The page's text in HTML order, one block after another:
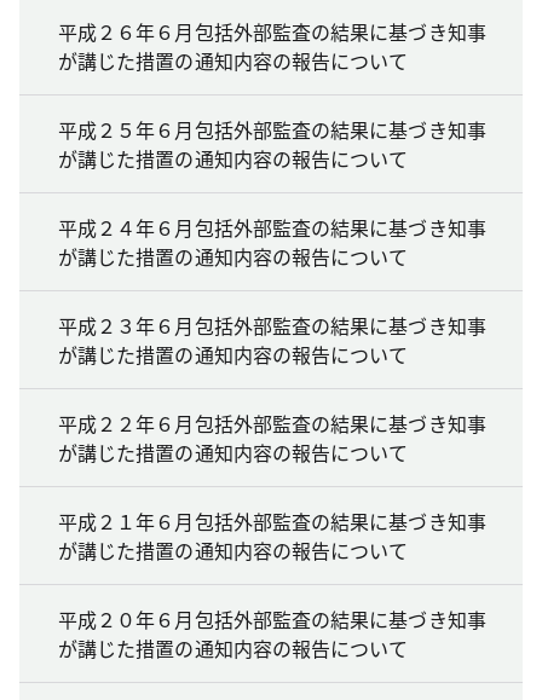
平成２６年６月包括外部監査の結果に基づき知事
が講じた措置の通知内容の報告について
平成２５年６月包括外部監査の結果に基づき知事
が講じた措置の通知内容の報告について
平成２４年６月包括外部監査の結果に基づき知事
が講じた措置の通知内容の報告について
平成２３年６月包括外部監査の結果に基づき知事
が講じた措置の通知内容の報告について
平成２２年６月包括外部監査の結果に基づき知事
が講じた措置の通知内容の報告について
平成２１年６月包括外部監査の結果に基づき知事
が講じた措置の通知内容の報告について
平成２０年６月包括外部監査の結果に基づき知事
が講じた措置の通知内容の報告について